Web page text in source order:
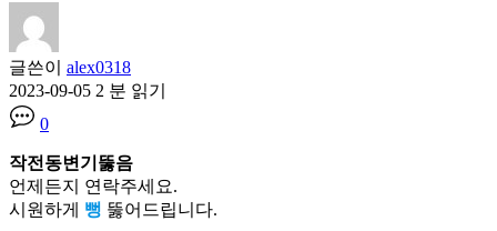
글쓴이 alex0318
2023-09-05 2 분 읽기
0
작전동변기뚫음
언제든지 연락주세요.
시원하게 뻥 뚫어드립니다.